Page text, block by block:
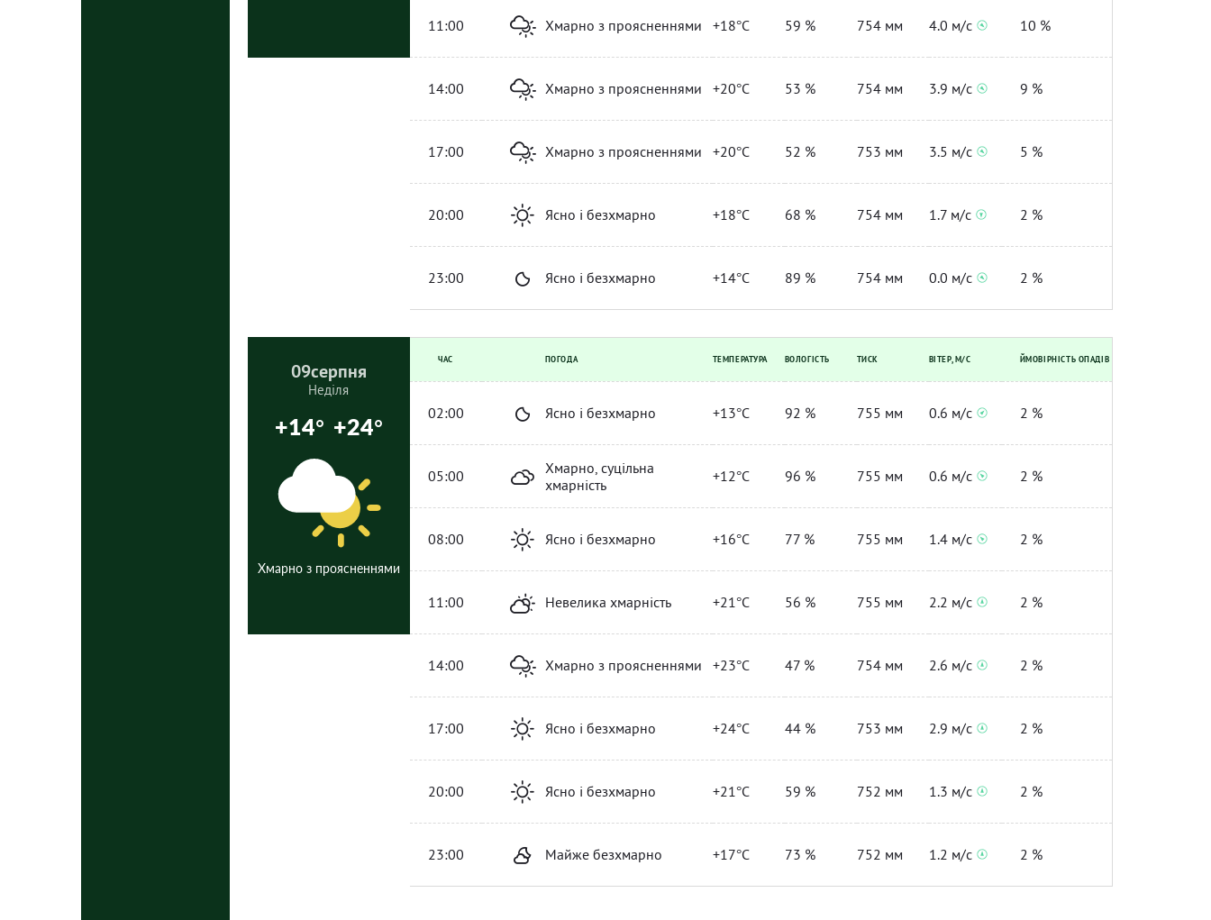
11:00 Хмарно з проясненнями +18°C 59 % 754 мм 4.0 м/с 10 %
14:00 Хмарно з проясненнями +20°C 53 % 754 мм 3.9 м/с 9 %
17:00 Хмарно з проясненнями +20°C 52 % 753 мм 3.5 м/с 5 %
20:00 Ясно і безхмарно +18°C 68 % 754 мм 1.7 м/с 2 %
23:00 Ясно і безхмарно +14°C 89 % 754 мм 0.0 м/с 2 %
09серпня
Неділя
+14° +24°
Хмарно з проясненнями
ЧАС ПОГОДА ТЕМПЕРАТУРА ВОЛОГІСТЬ ТИСК ВІТЕР, М/С ЙМОВІРНІСТЬ ОПАДІВ
02:00 Ясно і безхмарно +13°C 92 % 755 мм 0.6 м/с 2 %
05:00
Хмарно, суцільна
хмарність
+12°C 96 % 755 мм 0.6 м/с 2 %
08:00 Ясно і безхмарно +16°C 77 % 755 мм 1.4 м/с 2 %
11:00 Невелика хмарність +21°C 56 % 755 мм 2.2 м/с 2 %
14:00 Хмарно з проясненнями +23°C 47 % 754 мм 2.6 м/с 2 %
17:00 Ясно і безхмарно +24°C 44 % 753 мм 2.9 м/с 2 %
20:00 Ясно і безхмарно +21°C 59 % 752 мм 1.3 м/с 2 %
23:00 Майже безхмарно +17°C 73 % 752 мм 1.2 м/с 2 %